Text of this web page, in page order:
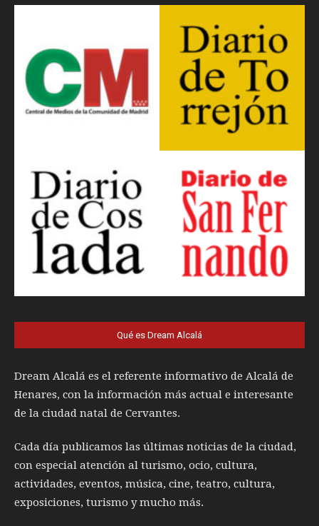
Qué es Dream Alcalá
Dream Alcalá es el referente informativo de Alcalá de
Henares, con la información más actual e interesante
de la ciudad natal de Cervantes.
Cada día publicamos las últimas noticias de la ciudad,
con especial atención al turismo, ocio, cultura,
actividades, eventos, música, cine, teatro, cultura,
exposiciones, turismo y mucho más.